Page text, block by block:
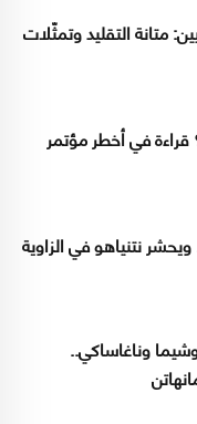
متانة التقليد وتمثّلات
في أخطر مؤتمر
نتنياهو في الزاوية
وناغاساكي..